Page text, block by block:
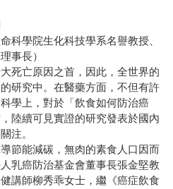
科學院生化科技學系名譽教授、
事長）
亡原因之首，因此，全世界的
研究中。在醫藥方面，不但有許
學上，對於「飲食如何防治癌
陸續可見實證的研究發表於國內
注。
能減碳，無肉的素食人口因而
乳癌防治基金會董事長張金堅教
講師柳秀乖女士，繼《癌症飲食